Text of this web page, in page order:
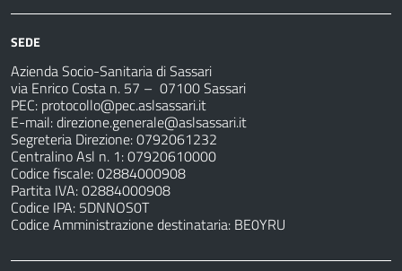
SEDE
Azienda Socio-Sanitaria di Sassari
via Enrico Costa n. 57 – 07100 Sassari
PEC: protocollo@pec.aslsassari.it
E-mail:direzione.generale@aslsassari.it
Segreteria Direzione: 0792061232
Centralino Asl n. 1: 07920610000
Codice fiscale: 02884000908
Partita IVA: 02884000908
Codice IPA: 5DNNOS0T
Codice Amministrazione destinataria: BE0YRU